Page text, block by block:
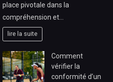
place pivotale dans la
compréhension et…
lire la suite
Comment
vérifier la
conformité d’un